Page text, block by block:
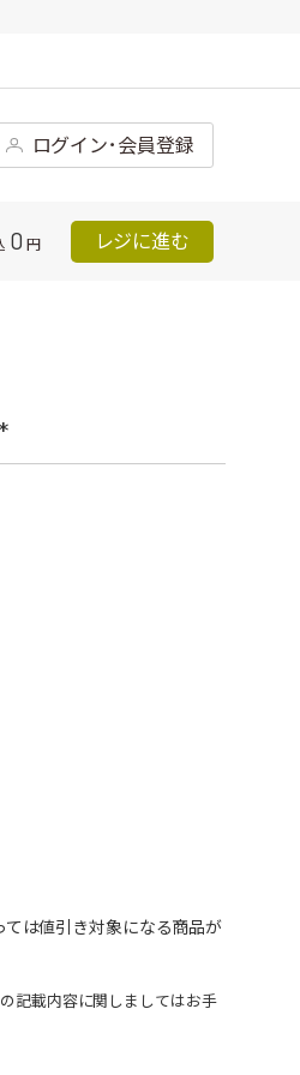
ログイン･会員登録
0 円 レジに進む
は値引き対象になる商品が
記載内容に関しましてはお手